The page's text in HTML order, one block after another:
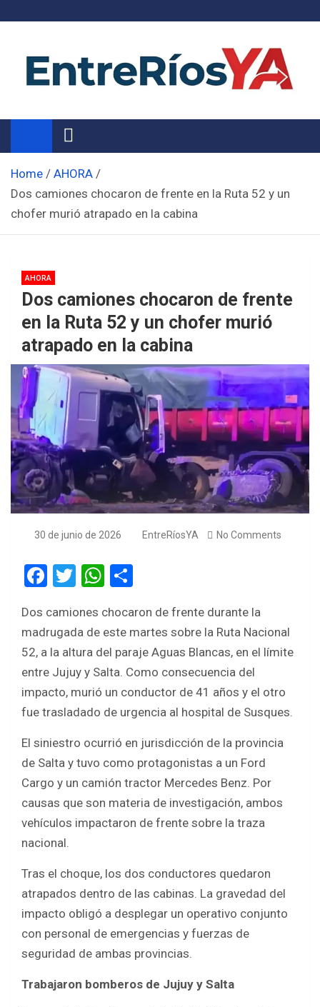
Noticias de Entre Ríos
Información de toda la provincia ahora
Home
AHORA
Dos camiones chocaron de frente en la Ruta 52 y un
chofer murió atrapado en la cabina
AHORA
Dos camiones chocaron de frente
en la Ruta 52 y un chofer murió
atrapado en la cabina
30 de junio de 2026 EntreRíosYA No Comments
F
ce
b
o
o
k
T
tt
er
W
at
s
A
p
p
ar
e
Dos camiones chocaron de frente durante la
madrugada de este martes sobre la Ruta Nacional
52, a la altura del paraje Aguas Blancas, en el límite
entre Jujuy y Salta. Como consecuencia del
impacto, murió un conductor de 41 años y el otro
fue trasladado de urgencia al hospital de Susques.
El siniestro ocurrió en jurisdicción de la provincia
de Salta y tuvo como protagonistas a un Ford
Cargo y un camión tractor Mercedes Benz. Por
causas que son materia de investigación, ambos
vehículos impactaron de frente sobre la traza
nacional.
Tras el choque, los dos conductores quedaron
atrapados dentro de las cabinas. La gravedad del
impacto obligó a desplegar un operativo conjunto
con personal de emergencias y fuerzas de
seguridad de ambas provincias.
Trabajaron bomberos de Jujuy y Salta